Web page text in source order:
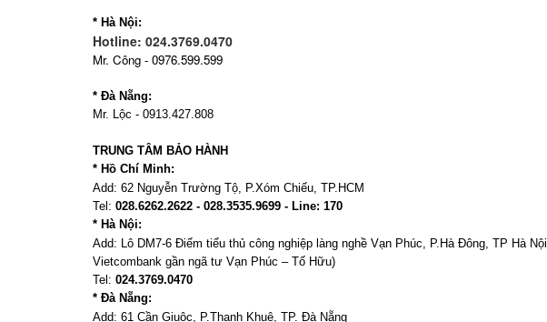
* Hà Nội:
Hotline: 024.3769.0470
Mr. Công - 0976.599.599
* Đà Nẵng:
Mr. Lộc - 0913.427.808
TRUNG TÂM BẢO HÀNH
* Hồ Chí Minh:
Add: 62 Nguyễn Trường Tộ, P.Xóm Chiếu , TP.HCM
Tel: 028.6262.2622 - 028.3535.9699 - Line: 170
* Hà Nội:
Add: Lô DM7-6 Điểm tiểu thủ công nghiệp làng nghề Vạn Phúc, P.Hà Đông, TP Hà Nội
Vietcombank gần ngã tư Vạn Phúc – Tố Hữu)
Tel: 024.3769.0470
* Đà Nẵng:
Add: 61 Cần Giuộc, P. Thanh Khuê, TP. Đà Nẵng